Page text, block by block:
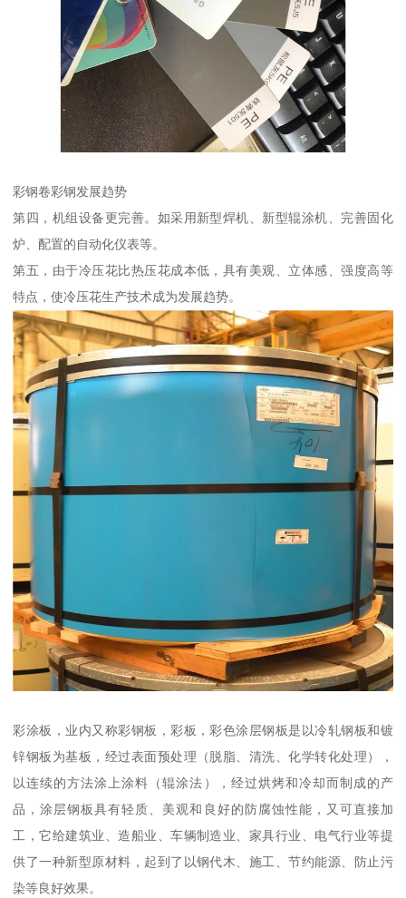
彩钢卷彩钢发展趋势
第四，机组设备更完善。如采用新型焊机、新型辊涂机、完善固化
炉、配置的自动化仪表等。
第五，由于冷压花比热压花成本低，具有美观、立体感、强度高等
特点，使冷压花生产技术成为发展趋势。
彩涂板，业内又称彩钢板，彩板，彩色涂层钢板是以冷轧钢板和镀
锌钢板为基板，经过表面预处理（脱脂、清洗、化学转化处理），
以连续的方法涂上涂料（辊涂法），经过烘烤和冷却而制成的产
品，涂层钢板具有轻质、美观和良好的防腐蚀性能，又可直接加
工，它给建筑业、造船业、车辆制造业、家具行业、电气行业等提
供了一种新型原材料，起到了以钢代木、施工、节约能源、防止污
染等良好效果。